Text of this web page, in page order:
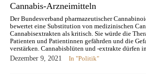
Cannabis-Arzneimitteln
Der Bundesverband pharmazeutischer
bewertet eine Substitution von medizinischen
Cannabisextrakten als kritisch. Sie würde die
Patienten und Patientinnen gefährden und die
verstärken. Cannabisblüten und -extrakte dürfen
ausgetauscht werden. Sofern die verordnete
Extrakt nicht…
Dezember 9, 2021 In "Politik"